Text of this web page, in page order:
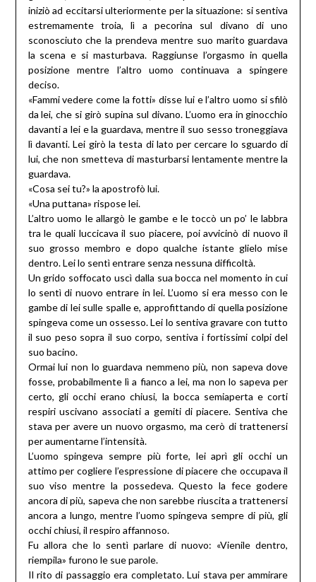
iniziò ad eccitarsi ulteriormente per la situazione: si sentiva
estremamente troia, lì a pecorina sul divano di uno
sconosciuto che la prendeva mentre suo marito guardava
la scena e si masturbava. Raggiunse l’orgasmo in quella
posizione mentre l’altro uomo continuava a spingere
deciso.
«Fammi vedere come la fotti» disse lui e l’altro uomo si sfilò
da lei, che si girò supina sul divano. L’uomo era in ginocchio
davanti a lei e la guardava, mentre il suo sesso troneggiava
lì davanti. Lei girò la testa di lato per cercare lo sguardo di
lui, che non smetteva di masturbarsi lentamente mentre la
guardava.
«Cosa sei tu?» la apostrofò lui.
«Una puttana» rispose lei.
L’altro uomo le allargò le gambe e le toccò un po’ le labbra
tra le quali luccicava il suo piacere, poi avvicinò di nuovo il
suo grosso membro e dopo qualche istante glielo mise
dentro. Lei lo sentì entrare senza nessuna difficoltà.
Un grido soffocato uscì dalla sua bocca nel momento in cui
lo sentì di nuovo entrare in lei. L’uomo si era messo con le
gambe di lei sulle spalle e, approfittando di quella posizione
spingeva come un ossesso. Lei lo sentiva gravare con tutto
il suo peso sopra il suo corpo, sentiva i fortissimi colpi del
suo bacino.
Ormai lui non lo guardava nemmeno più, non sapeva dove
fosse, probabilmente lì a fianco a lei, ma non lo sapeva per
certo, gli occhi erano chiusi, la bocca semiaperta e corti
respiri uscivano associati a gemiti di piacere. Sentiva che
stava per avere un nuovo orgasmo, ma cerò di trattenersi
per aumentarne l’intensità.
L’uomo spingeva sempre più forte, lei aprì gli occhi un
attimo per cogliere l’espressione di piacere che occupava il
suo viso mentre la possedeva. Questo la fece godere
ancora di più, sapeva che non sarebbe riuscita a trattenersi
ancora a lungo, mentre l’uomo spingeva sempre di più, gli
occhi chiusi, il respiro affannoso.
Fu allora che lo sentì parlare di nuovo: «Vienile dentro,
riempila» furono le sue parole.
Il rito di passaggio era completato. Lui stava per ammirare